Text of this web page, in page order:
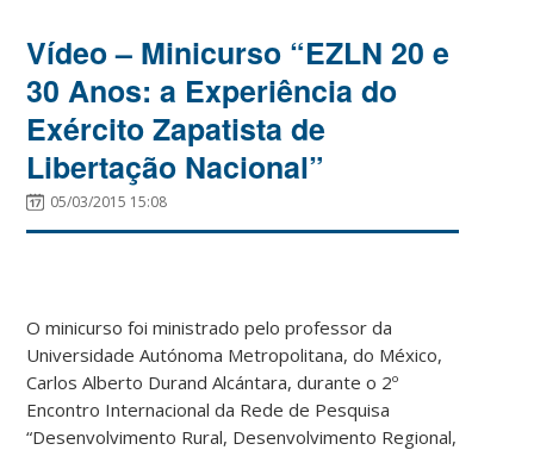
Vídeo – Minicurso “EZLN 20 e
30 Anos: a Experiência do
Exército Zapatista de
Libertação Nacional”
05/03/2015 15:08
O minicurso foi ministrado pelo professor da
Universidade Autónoma Metropolitana, do México,
Carlos Alberto Durand Alcántara, durante o 2º
Encontro Internacional da Rede de Pesquisa
“Desenvolvimento Rural, Desenvolvimento Regional,